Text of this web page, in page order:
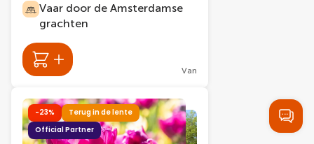
Vaar door de Amsterdamse
grachten
Van
-23%
Terug in de lente
Official Partner